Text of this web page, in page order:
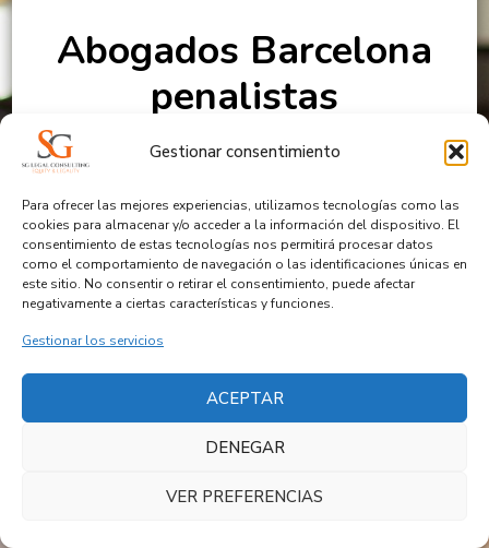
Gestionar consentimiento
Para ofrecer las mejores experiencias, utilizamos tecnologías como las
cookies para almacenar y/o acceder a la información del dispositivo. El
consentimiento de estas tecnologías nos permitirá procesar datos
como el comportamiento de navegación o las identificaciones únicas en
este sitio. No consentir o retirar el consentimiento, puede afectar
negativamente a ciertas características y funciones.
Gestionar los servicios
ACEPTAR
DENEGAR
VER PREFERENCIAS
Abogados Barcelona
penalistas
especializados en
estafas y apropiaciones
indebidas
SG LEGAL CONSULTING
Blossom Themes. Funciona con